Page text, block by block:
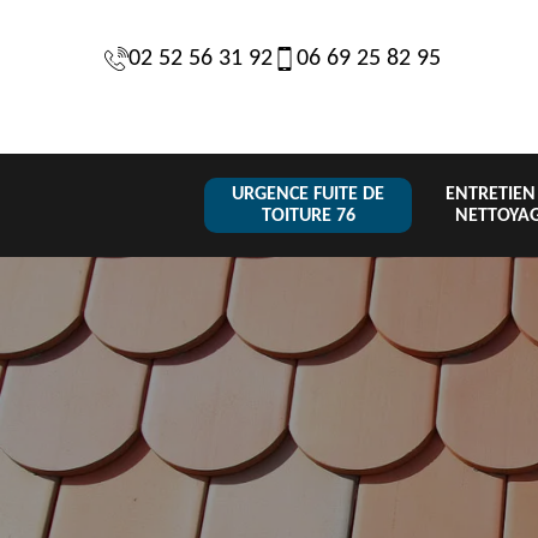
02 52 56 31 92 06 69 25 82 95
URGENCE FUITE DE
TOITURE 76
Réparation de
toiture 76
Urgence fuite
de toiture 76
de